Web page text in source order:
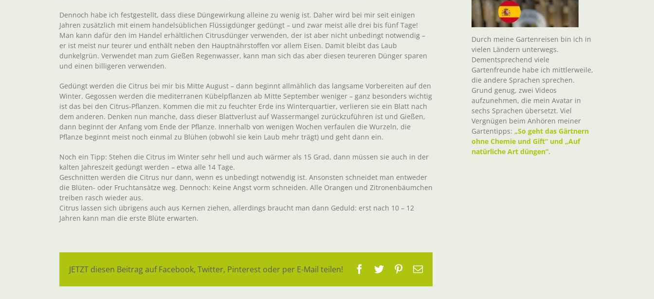
Dennoch habe ich festgestellt, dass diese Düngewirkung alleine zu wenig ist. Daher wird bei mir seit einigen
Jahren zusätzlich mit einem handelsüblichen Flüssigdünger gedüngt – und zwar meist alle drei bis fünf Tage!
Man kann dafür den im Handel erhältlichen Citrusdünger verwenden, der ist aber nicht unbedingt notwendig –
er ist meist nur teurer und enthält neben den Hauptnährstoffen vor allem Eisen. Damit bleibt das Laub
dunkelgrün. Verwendet man zum Gießen Regenwasser, kann man sich das aber diesen teureren Dünger sparen
und einen billigeren verwenden.
Gedüngt werden die Citrus bei mir bis Mitte August – dann beginnt allmählich das langsame Vorbereiten auf den
Winter. Gegossen werden die mediterranen Kübelpflanzen ab Mitte September weniger – ganz besonders wichtig
ist das bei den Citrus-Pflanzen. Kommen die mit zu feuchter Erde ins Winterquartier, verlieren sie ein Blatt nach
dem anderen. Denken nun manche, dass dieser Blattverlust auf Wassermangel zurückzuführen ist und Gießen,
dann beginnt der Anfang vom Ende der Pflanze. Innerhalb von wenigen Wochen verfaulen die Wurzeln, die
Pflanze beginnt meist noch einmal zu Blühen (obwohl sie kein Laub mehr trägt) und geht dann ein.
Noch ein Tipp: Stehen die Citrus im Winter sehr hell und auch wärmer als 15 Grad, dann müssen sie auch in der
kalten Jahreszeit gedüngt werden – etwa alle 14 Tage.
Geschnitten werden die Citrus nur dann, wenn es unbedingt notwendig ist. Ansonsten schneidet man entweder
die Blüten- oder Fruchtansätze weg. Dennoch: Keine Angst vorm schneiden. Alle Orangen und Zitronenbäumchen
treiben rasch wieder aus.
Citrus lassen sich übrigens auch aus Kernen ziehen, allerdings braucht man dann Geduld: erst nach 10 – 12
Jahren kann man die erste Blüte erwarten.
JETZT diesen Beitrag auf Facebook, Twitter, Pinterest oder per E-Mail teilen! Facebook
TwitterPinterest
E-
Durch meine Gartenreisen bin ich in
vielen Ländern unterwegs.
Dementsprechend viele
Gartenfreunde habe ich mittlerweile,
die andere Sprachen sprechen.
Grund genug, zwei Videos
aufzunehmen, die mein Avatar in
sechs Sprachen übersetzt. Viel
Vergnügen beim Anhören meiner
Gartentipps: „So geht das Gärtnern
ohne Chemie und Gift“ und „Auf
natürliche Art düngen“.